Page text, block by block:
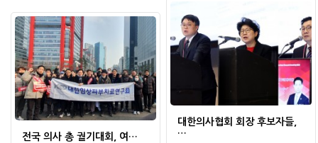
대한의사협회 회장 후보자들,
…
전국 의사 총 궐기대회, 여…